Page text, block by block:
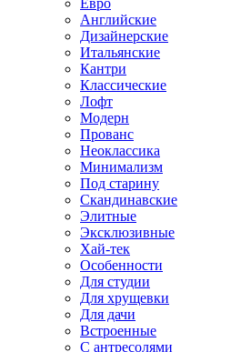
Евро
Английские
Дизайнерские
Итальянские
Кантри
Классические
Лофт
Модерн
Прованс
Неоклассика
Минимализм
Под старину
Скандинавские
Элитные
Эксклюзивные
Хай-тек
Особенности
Для студии
Для хрущевки
Для дачи
Встроенные
С антресолями